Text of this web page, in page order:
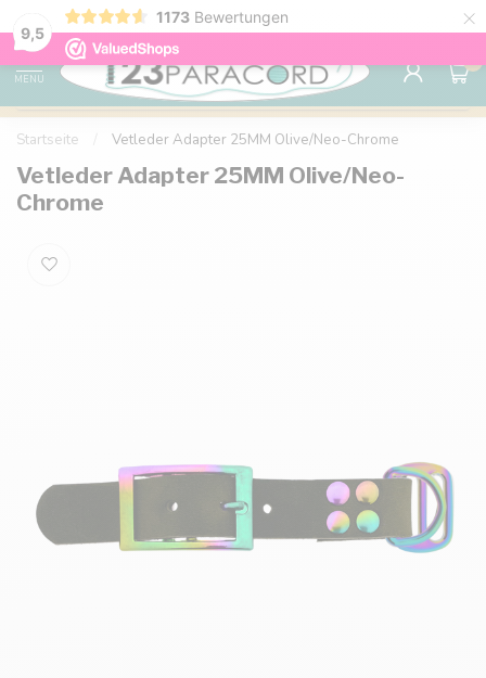
9,5
1173 Bewertungen ×
Kostenlose Lieferung nach Hause ab 150 €
MENU
0
Startseite Vetleder Adapter 25MM Olive/Neo-Chrome
Vetleder Adapter 25MM Olive/Neo-
Chrome